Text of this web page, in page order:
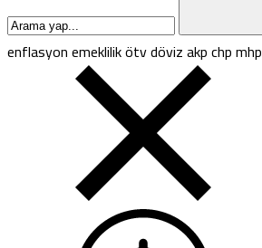
enflasyonemeklilikötvdövizakpchpmhp